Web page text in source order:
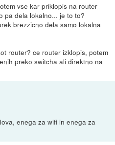
vse kar priklopis na router
pa dela lokalno... je to to?
brezzicno dela samo lokalna
router? ce router izklopis, potem
preko switcha ali direktno na
enega za wifi in enega za